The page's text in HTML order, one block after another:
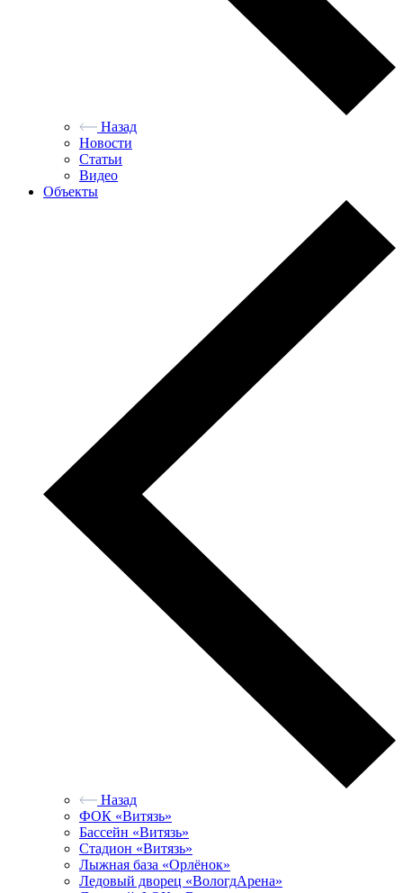
Назад
Новости
Статьи
Видео
Объекты
Назад
ФОК «Витязь»
Бассейн «Витязь»
Стадион «Витязь»
Лыжная база «Орлёнок»
Ледовый дворец «ВологдАрена»